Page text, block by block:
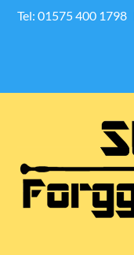
Tel: 01575 400 1798